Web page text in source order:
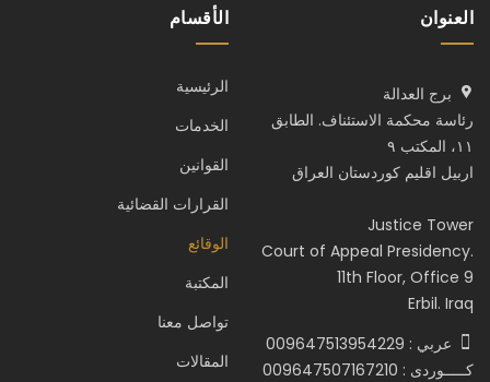
العنوان
برج العدالة
رئاسة محكمة الاستئناف. الطابق
١١، المكتب ٩
اربيل اقليم كوردستان العراق
Justice Tower
Court of Appeal Presidency.
11th Floor, Office 9
Erbil. Iraq
عربي : 009647513954229
كـــــوردى : 009647507167210
الأقسام
الرئيسية
الخدمات
القوانين
القرارات القضائية
الوقائع
المكتبة
تواصل معنا
المقالات